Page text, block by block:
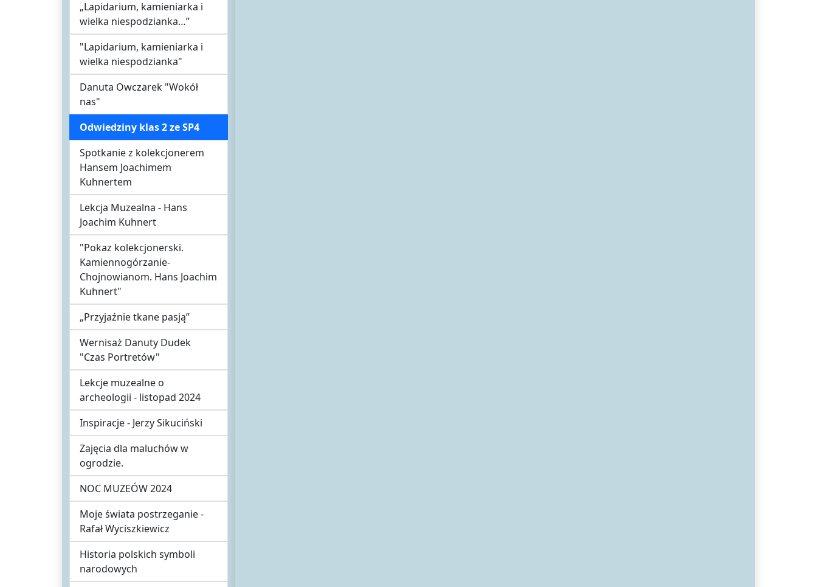
„Lapidarium, kamieniarka i
wielka niespodzianka…”
"Lapidarium, kamieniarka i
wielka niespodzianka"
Danuta Owczarek "Wokół
nas"
Odwiedziny klas 2 ze SP4
Spotkanie z kolekcjonerem
Hansem Joachimem
Kuhnertem
Lekcja Muzealna - Hans
Joachim Kuhnert
"Pokaz kolekcjonerski.
Kamiennogórzanie-
Chojnowianom. Hans Joachim
Kuhnert"
„Przyjaźnie tkane pasją”
Wernisaż Danuty Dudek
"Czas Portretów"
Lekcje muzealne o
archeologii - listopad 2024
Inspiracje - Jerzy Sikuciński
Zajęcia dla maluchów w
ogrodzie.
NOC MUZEÓW 2024
Moje świata postrzeganie -
Rafał Wyciszkiewicz
Historia polskich symboli
narodowych